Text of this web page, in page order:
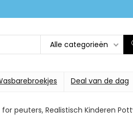
Alle categorieën
Deal van de dag
peuters, Realistisch Kinderen